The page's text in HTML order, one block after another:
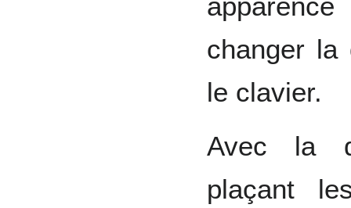
changer la
le clavier.
Avec la
plaçant